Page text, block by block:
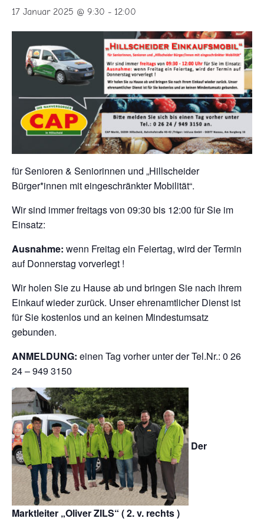
17 Januar 2025 @ 9:30 - 12:00
für Senioren & Seniorinnen und „Hillscheider
Bürger*innen mit eingeschränkter Mobilität“.
Wir sind immer freitags von 09:30 bis 12:00 für Sie im
Einsatz:
Ausnahme: wenn Freitag ein Feiertag, wird der Termin
auf Donnerstag vorverlegt !
Wir holen Sie zu Hause ab und bringen Sie nach ihrem
Einkauf wieder zurück. Unser ehrenamtlicher Dienst ist
für Sie kostenlos und an keinen Mindestumsatz
gebunden.
ANMELDUNG: einen Tag vorher unter der Tel.Nr.: 0 26
24 – 949 3150
Der
Marktleiter „Oliver ZILS“ ( 2. v. rechts )